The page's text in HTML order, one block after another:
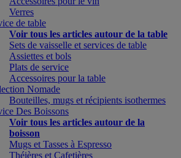
Verres
de table
Voir tous les articles autour de la table
Sets de vaisselle et services de table
Assiettes et bols
Plats de service
Accessoires pour la table
Nomade
Bouteilles, mugs et récipients isothermes
Des Boissons
Voir tous les articles autour de la
boisson
Mugs et Tasses à Espresso
Théières et Cafetières